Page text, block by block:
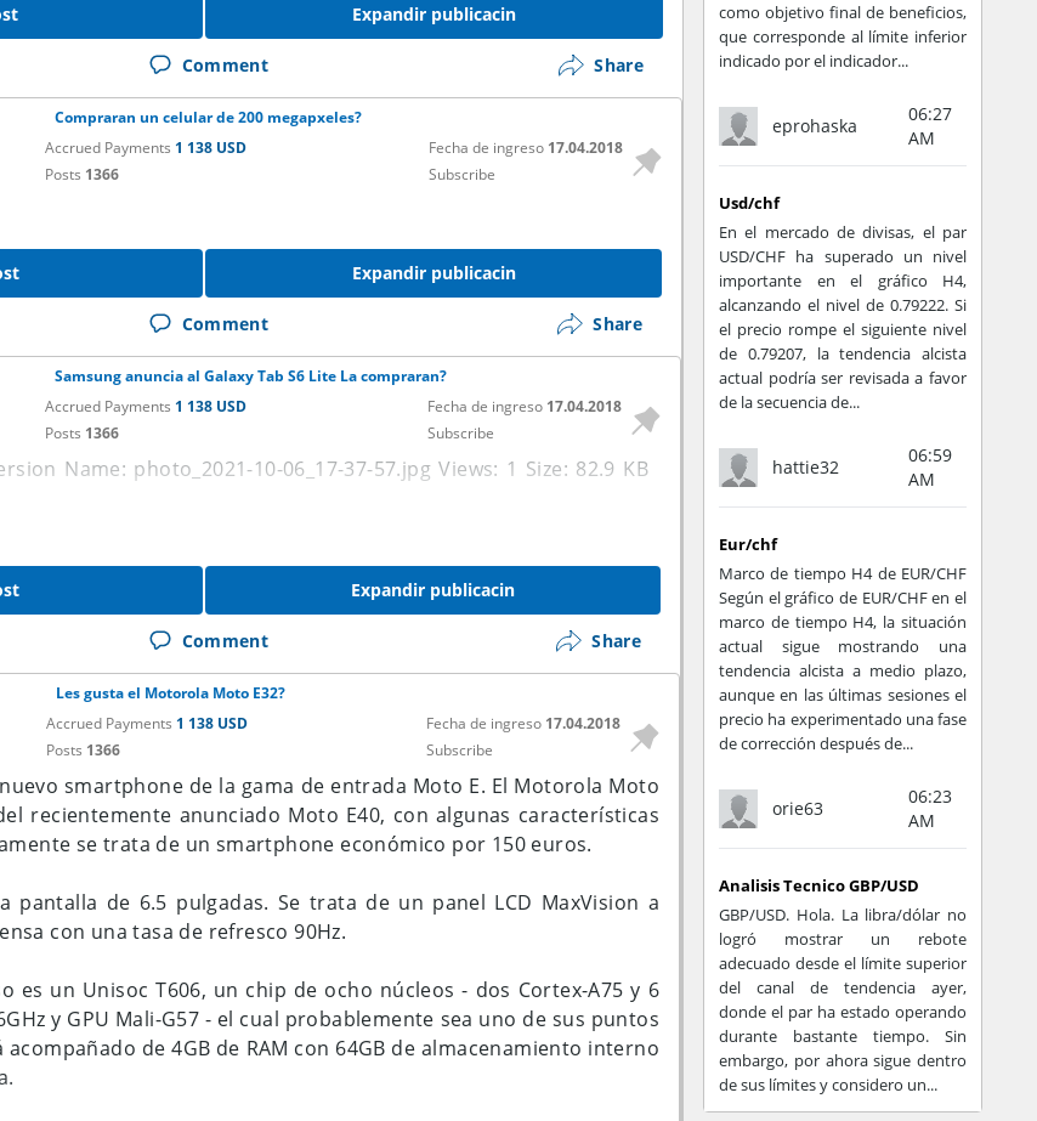
Expandir publicacin
Comment Share
Compraran un celular de 200 megapxeles?
Accrued Payments 1 138 USD
Posts 1366
Fecha de ingreso 17.04.2018
Subscribe
Expandir publicacin
Comment Share
Samsung anuncia al Galaxy Tab S6 Lite La compraran?
Accrued Payments 1 138 USD
Posts 1366
Fecha de ingreso 17.04.2018
Subscribe
Expandir publicacin
Comment Share
Les gusta el Motorola Moto E32?
Accrued Payments 1 138 USD
Posts 1366
Fecha de ingreso 17.04.2018
Subscribe
smartphone de la gama de entrada Moto E. El Motorola Moto
recientemente anunciado Moto E40, con algunas características
se trata de un smartphone económico por 150 euros.
pantalla de 6.5 pulgadas. Se trata de un panel LCD MaxVision a
con una tasa de refresco 90Hz.
es un Unisoc T606, un chip de ocho núcleos - dos Cortex-A75 y 6
y GPU Mali-G57 - el cual probablemente sea uno de sus puntos
acompañado de 4GB de RAM con 64GB de almacenamiento interno
como objetivo final de beneficios,
que corresponde al límite inferior
indicado por el indicador...
eprohaska
06:27
AM
Usd/chf
En el mercado de divisas, el par
USD/CHF ha superado un nivel
importante en el gráfico H4,
alcanzando el nivel de 0.79222. Si
el precio rompe el siguiente nivel
de 0.79207, la tendencia alcista
actual podría ser revisada a favor
de la secuencia de...
hattie32
06:59
AM
Eur/chf
Marco de tiempo H4 de EUR/CHF
Según el gráfico de EUR/CHF en el
marco de tiempo H4, la situación
actual sigue mostrando una
tendencia alcista a medio plazo,
aunque en las últimas sesiones el
precio ha experimentado una fase
de corrección después de...
orie63
06:23
AM
Analisis Tecnico GBP/USD
GBP/USD. Hola. La libra/dólar no
logró mostrar un rebote
adecuado desde el límite superior
del canal de tendencia ayer,
donde el par ha estado operando
durante bastante tiempo. Sin
embargo, por ahora sigue dentro
de sus límites y considero un...